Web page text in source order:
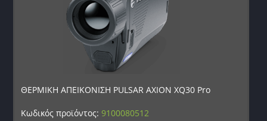
ΘΕΡΜΙΚΗ ΑΠΕΙΚΟΝΙΣΗ PULSAR AXION XQ30 Pro
Κωδικός προϊόντος:9100080512